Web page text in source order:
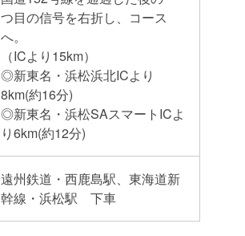
つ目の信号を右折し、コース
へ。
（ICより15km）
◎新東名・浜松浜北ICより
8km(約16分)
◎新東名・浜松SAスマートICよ
り6km(約12分)
遠州鉄道・西鹿島駅、東海道新
幹線・浜松駅 下車